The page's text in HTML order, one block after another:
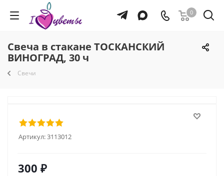
0
Свеча в стакане ТОСКАНСКИЙ
ВИНОГРАД, 30 ч
Свечи
Артикул:3113012
300 ₽